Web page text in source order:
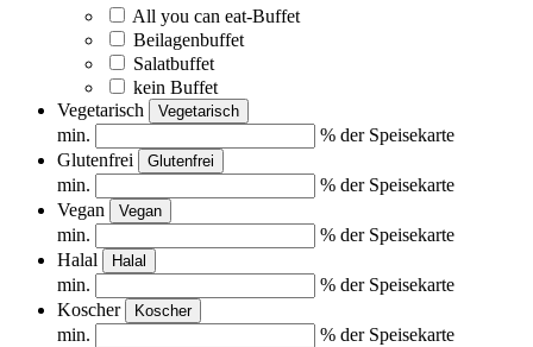
All you can eat-Buffet
Beilagenbuffet
Salatbuffet
kein Buffet
Vegetarisch
Vegetarisch
min.
% der Speisekarte
Glutenfrei
Glutenfrei
min.
% der Speisekarte
Vegan
Vegan
min.
% der Speisekarte
Halal
Halal
min.
% der Speisekarte
Koscher
Koscher
min. % der Speisekarte